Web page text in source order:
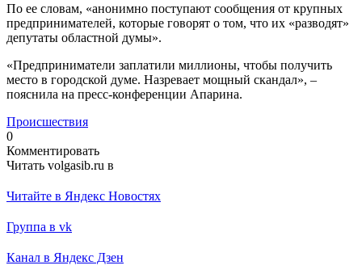
По ее словам, «анонимно поступают сообщения от крупных
предпринимателей, которые говорят о том, что их «разводят»
депутаты областной думы».
«Предприниматели заплатили миллионы, чтобы получить
место в городской думе. Назревает мощный скандал», –
пояснила на пресс-конференции Апарина.
Происшествия
0
Комментировать
Читать volgasib.ru в
Читайте в Яндекс Новостях
Группа в vk
Канал в Яндекс Дзен